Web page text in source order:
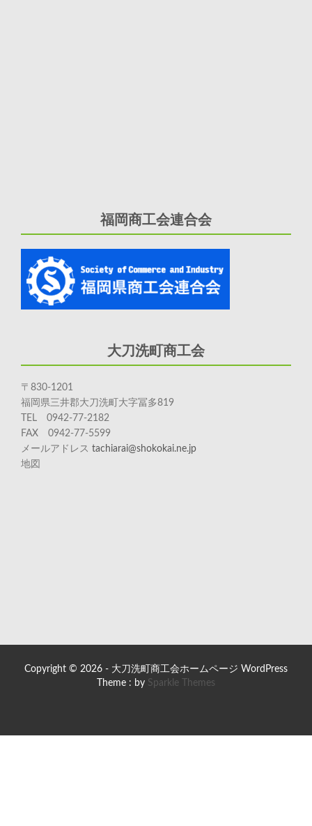
福岡商工会連合会
大刀洗町商工会
〒830-1201
福岡県三井郡大刀洗町大字冨多819
TEL 0942-77-2182
FAX 0942-77-5599
メールアドレス tachiarai@shokokai.ne.jp
地図
Copyright © 2026 - 大刀洗町商工会ホームページ WordPress
Theme : by Sparkle Themes